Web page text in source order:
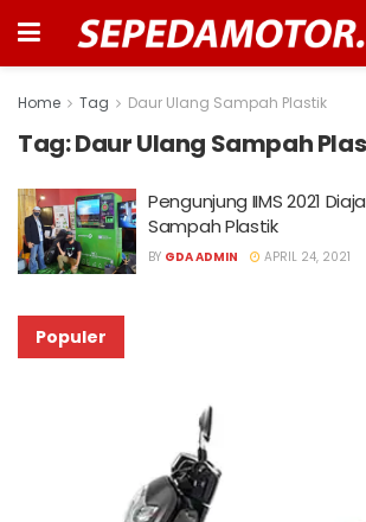
Home Tag Daur Ulang Sampah Plastik
Tag:Daur Ulang Sampah
Pengunjung IIMS 2021
Sampah Plastik
BY GDA ADMIN APRIL 24, 2021
Populer